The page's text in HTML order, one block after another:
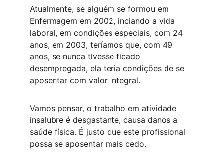
Atualmente, se alguém se formou em
Enfermagem em 2002, inciando a vida
laboral, em condições especiais, com 24
anos, em 2003, teríamos que, com 49
anos, se nunca tivesse ficado
desempregada, ela teria condições de se
aposentar com valor integral.
Vamos pensar, o trabalho em atividade
insalubre é desgastante, causa danos a
saúde física. É justo que este profissional
possa se aposentar mais cedo.